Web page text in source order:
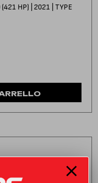
(421 HP) | 2021 | TYPE